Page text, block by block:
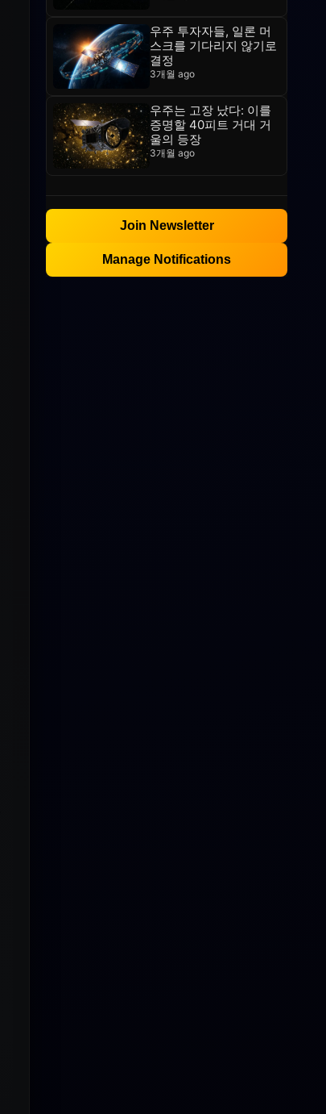
우주 투자자들, 일론 머
스크를 기다리지 않기로
결정
3개월 ago
우주는 고장 났다: 이를
증명할 40피트 거대 거
울의 등장
3개월 ago
Join Newsletter
Manage Notifications